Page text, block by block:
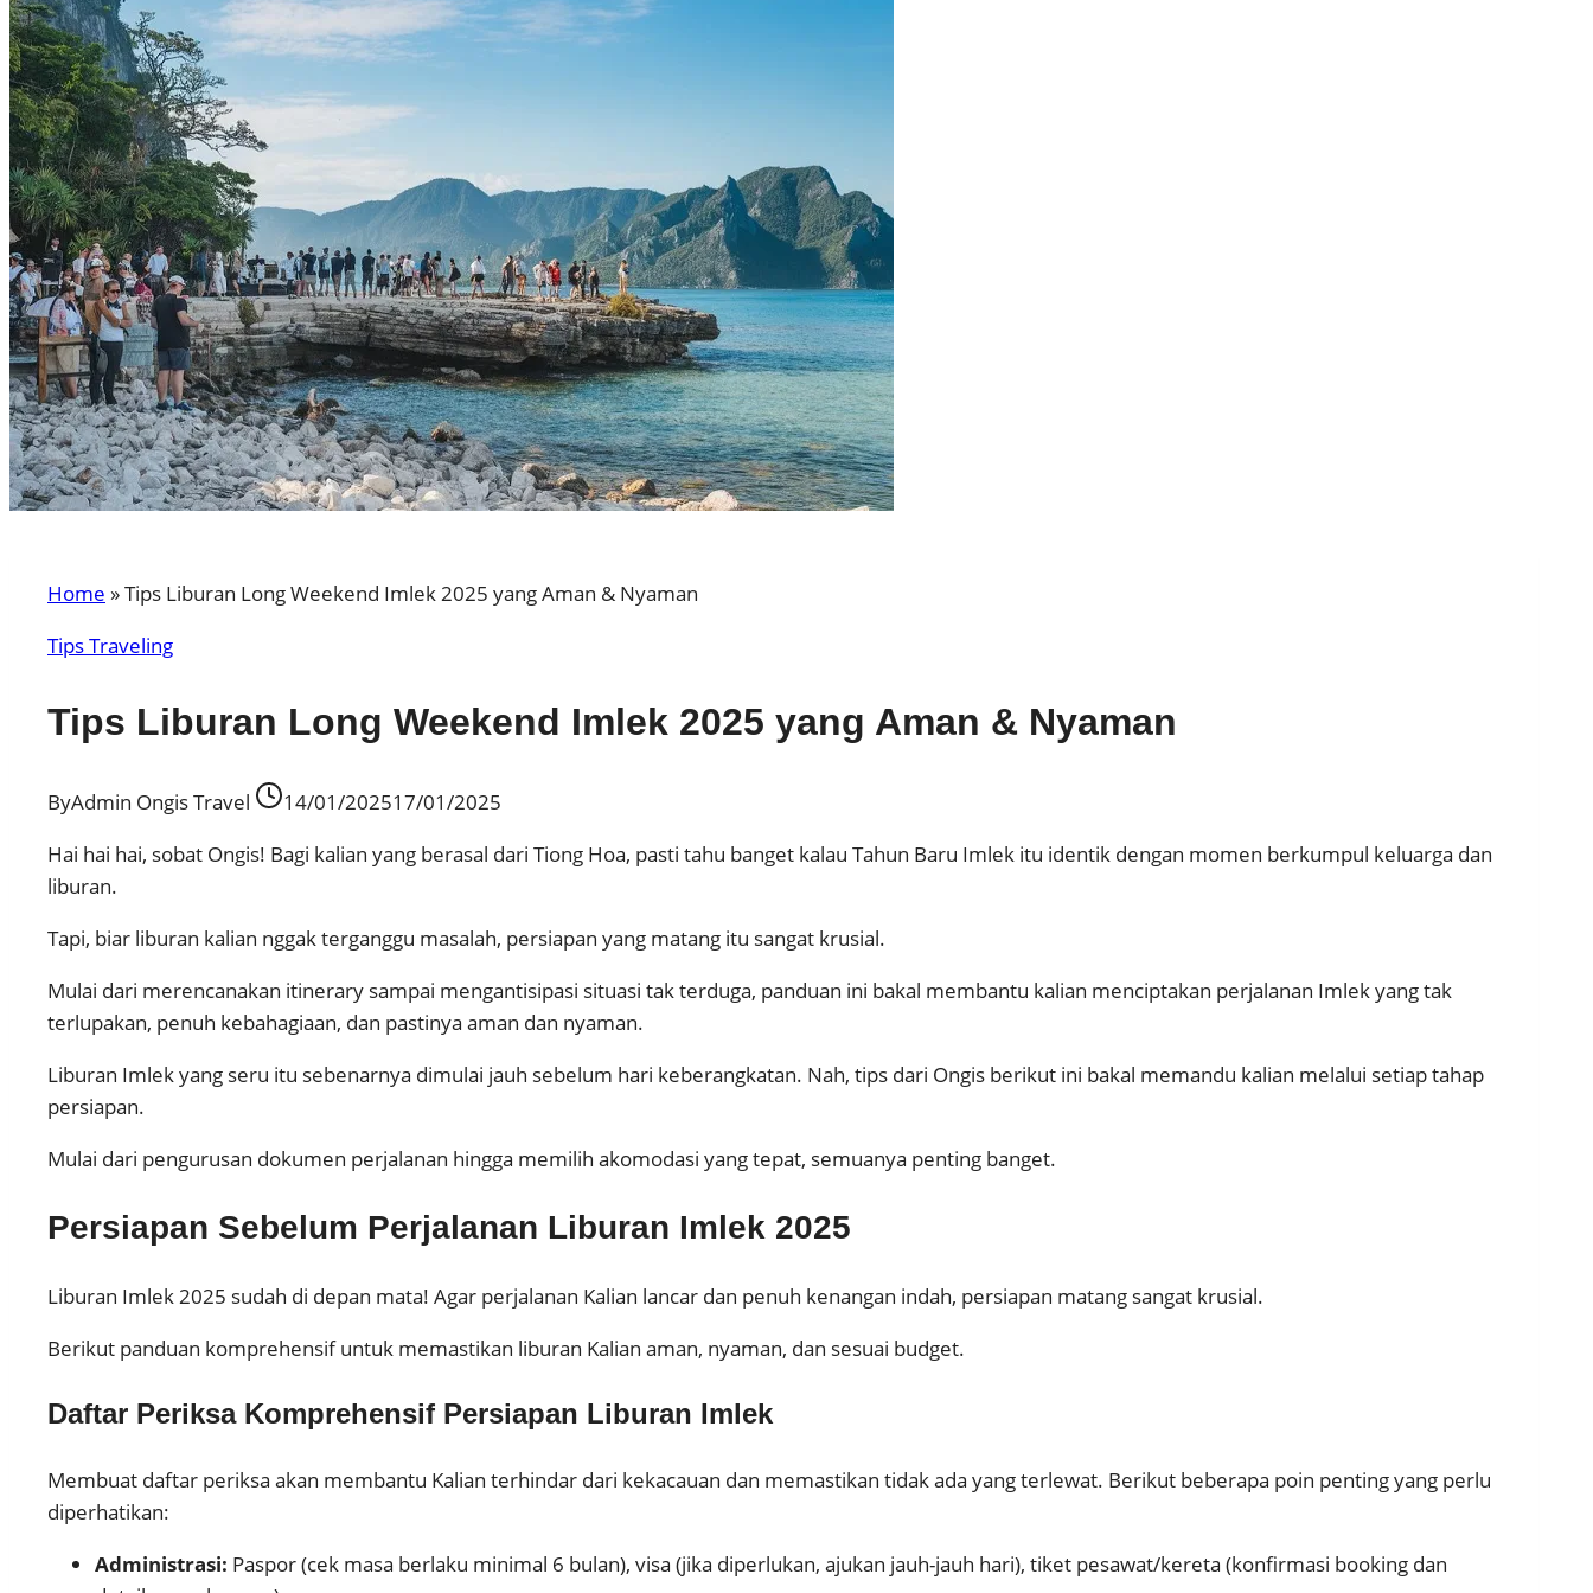
Home »Tips Liburan Long Weekend Imlek 2025 yang Aman & Nyaman
Tips Traveling
Tips Liburan Long Weekend Imlek 2025 yang Aman & Nyaman
ByAdmin Ongis Travel 14/01/202517/01/2025
Hai hai hai, sobat Ongis! Bagi kalian yang berasal dari Tiong Hoa, pasti tahu banget kalau Tahun Baru Imlek itu identik dengan momen berkumpul keluarga dan
liburan.
Tapi, biar liburan kalian nggak terganggu masalah, persiapan yang matang itu sangat krusial.
Mulai dari merencanakan itinerary sampai mengantisipasi situasi tak terduga, panduan ini bakal membantu kalian menciptakan perjalanan Imlek yang tak
terlupakan, penuh kebahagiaan, dan pastinya aman dan nyaman.
Liburan Imlek yang seru itu sebenarnya dimulai jauh sebelum hari keberangkatan. Nah, tips dari Ongis berikut ini bakal memandu kalian melalui setiap tahap
persiapan.
Mulai dari pengurusan dokumen perjalanan hingga memilih akomodasi yang tepat, semuanya penting banget.
Persiapan Sebelum Perjalanan Liburan Imlek 2025
Liburan Imlek 2025 sudah di depan mata! Agar perjalanan Kalian lancar dan penuh kenangan indah, persiapan matang sangat krusial.
Berikut panduan komprehensif untuk memastikan liburan Kalian aman, nyaman, dan sesuai budget.
Daftar Periksa Komprehensif Persiapan Liburan Imlek
Membuat daftar periksa akan membantu Kalian terhindar dari kekacauan dan memastikan tidak ada yang terlewat. Berikut beberapa poin penting yang perlu
diperhatikan:
Administrasi: Paspor (cek masa berlaku minimal 6 bulan), visa (jika diperlukan, ajukan jauh-jauh hari), tiket pesawat/kereta (konfirmasi booking dan